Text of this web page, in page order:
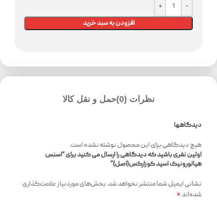
افزودن به سبد خرید
نظرات (0) حمل و نقل کالا
دیدگاهها
هیچ دیدگاهی برای این محصول نوشته نشده است.
اولین نفری باشید که دیدگاهی را ارسال می کنید برای “اسنس
هیالورونیک اسید کوزارکس(اصل)”
نشانی ایمیل شما منتشر نخواهد شد.بخش‌های موردنیاز علامت‌گذاری
شده‌اند *